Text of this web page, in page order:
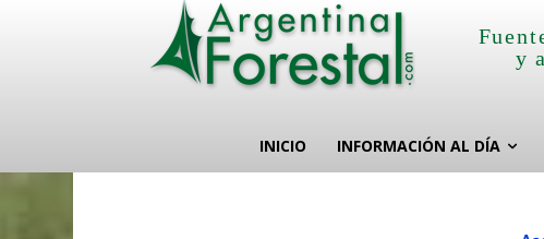
y
INICIO INFORMACIÓN AL DÍA